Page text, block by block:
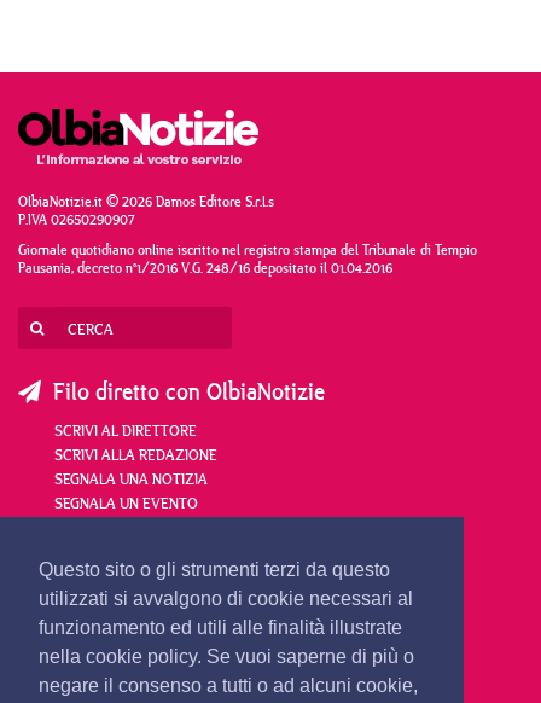
Questo sito o gli strumenti terzi da questo
utilizzati si avvalgono di cookie necessari al
funzionamento ed utili alle finalità illustrate
nella cookie policy. Se vuoi saperne di più o
negare il consenso a tutti o ad alcuni cookie,
OlbiaNotizie.it © 2026 Damos Editore S.r.l.s
P.IVA 02650290907
Giornale quotidiano online iscritto nel registro stampa del Tribunale di Tempio
Pausania, decreto n°1/2016 V.G. 248/16 depositato il 01.04.2016
Filo diretto con OlbiaNotizie
SCRIVI AL DIRETTORE
SCRIVI ALLA REDAZIONE
SEGNALA UNA NOTIZIA
SEGNALA UN EVENTO
redazione@olbianotizie.it